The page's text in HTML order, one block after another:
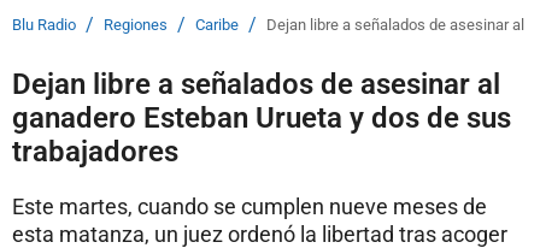
Blu Radio / Regiones / Caribe / Dejan libre a señalados de asesinar al
Dejan libre a señalados de asesinar al
ganadero Esteban Urueta y dos de sus
trabajadores
Este martes, cuando se cumplen nueve meses de
esta matanza, un juez ordenó la libertad tras acoger